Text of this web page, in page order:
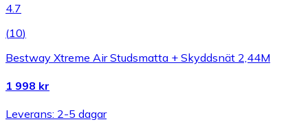
4.7
(10)
Bestway Xtreme Air Studsmatta + Skyddsnät 2,44M
1 998 kr
Leverans: 2-5 dagar